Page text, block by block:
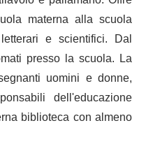
materna alla scuola
e scientifici. Dal
presso la scuola. La
uomini e donne,
dell'educazione
biblioteca con almeno